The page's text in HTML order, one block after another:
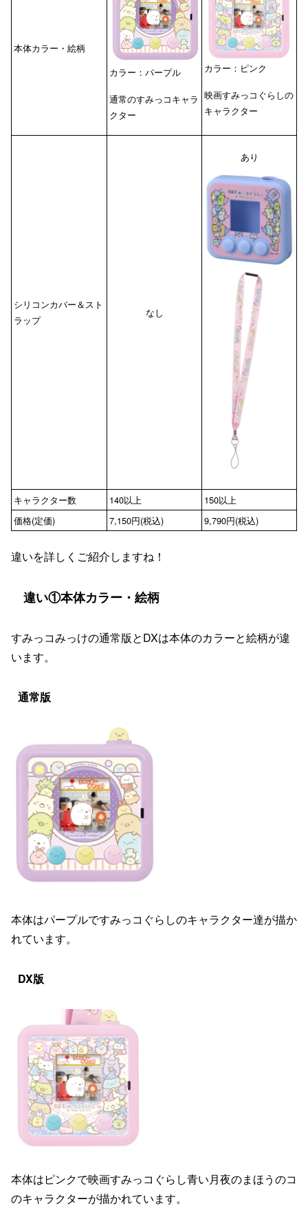
本体カラー・絵柄
カラー：パープル
通常のすみっコキャラ
クター
カラー：ピンク
映画すみっコぐらしの
キャラクター
シリコンカバー＆スト
ラップ
なし
あり
キャラクター数 140以上
150以上
価格(定価)
7,150円(税込) 9,790円(税込)
違いを詳しくご紹介しますね！
違い①本体カラー・絵柄
すみっコみっけの通常版とDXは本体のカラーと絵柄が違
います。
通常版
本体はパープルですみっコぐらしのキャラクター達が描か
れています。
DX版
本体はピンクで映画すみっコぐらし青い月夜のまほうのコ
のキャラクターが描かれています。